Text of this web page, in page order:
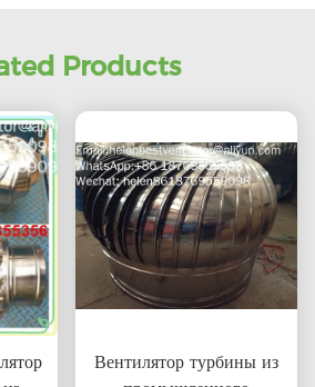
Products
Вентилятор турбины из